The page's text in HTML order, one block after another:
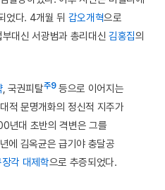
었다. 4개월 뒤 갑오개혁으로
대신 서광범과 총리대신 김홍집의
, 국권피탈주9등으로 이어지는
적 문명개화의 정신적 지주가
년대 초반의 격변은 그를
에 김옥균은 급기야 충달공
각 대제학으로 추증되었다.